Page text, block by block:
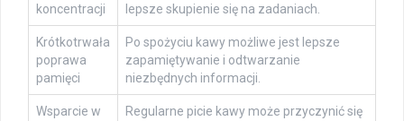
koncentracji
lepsze skupienie się na zadaniach.
Krótkotrwała
poprawa
pamięci
Po spożyciu kawy możliwe jest lepsze
zapamiętywanie i odtwarzanie
niezbędnych informacji.
Wsparcie w
Regularne picie kawy może przyczynić się